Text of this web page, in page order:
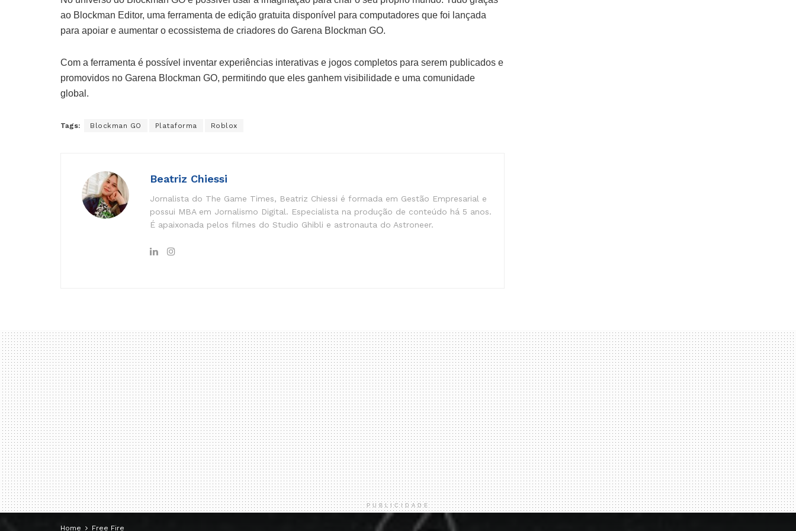
ao Blockman Editor, uma ferramenta de edição gratuita disponível para computadores que foi lançada
para apoiar e aumentar o ecossistema de criadores do Garena Blockman GO.
Com a ferramenta é possível inventar experiências interativas e jogos completos para serem publicados e
promovidos no Garena Blockman GO, permitindo que eles ganhem visibilidade e uma comunidade
global.
Tags: Blockman GO Plataforma Roblox
Beatriz Chiessi
Jornalista do The Game Times, Beatriz Chiessi é formada em Gestão Empresarial e
possui MBA em Jornalismo Digital. Especialista na produção de conteúdo há 5 anos.
É apaixonada pelos filmes do Studio Ghibli e astronauta do Astroneer.
PUBLICIDADE
Home Free Fire